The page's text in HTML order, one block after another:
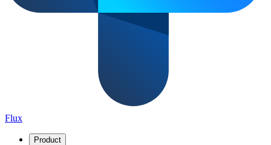
Flux
Product